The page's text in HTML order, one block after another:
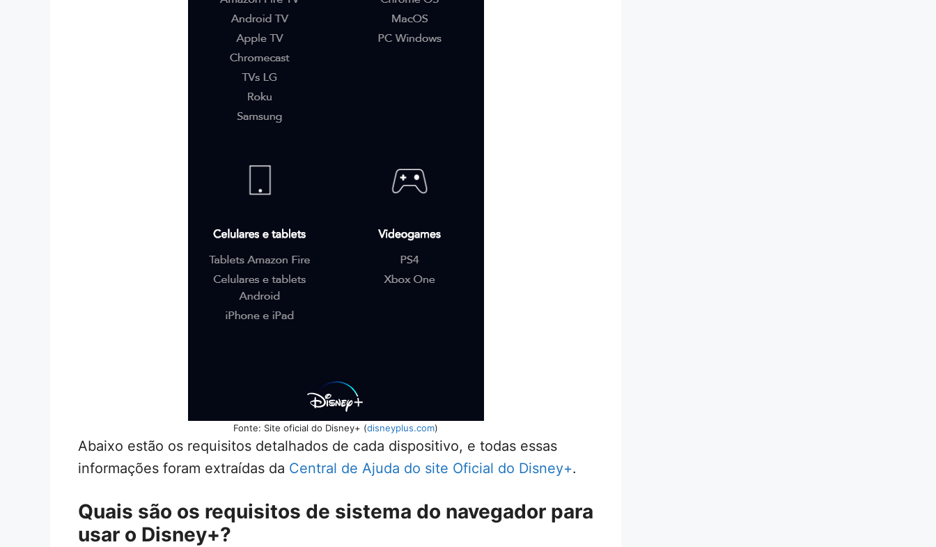
Fonte: Site oficial do Disney+ (disneyplus.com)
Abaixo estão os requisitos detalhados de cada dispositivo, e todas essas
informações foram extraídas da Central de Ajuda do site Oficial do Disney+.
Quais são os requisitos de sistema do navegador para
usar o Disney+?